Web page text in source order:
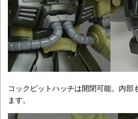
コックピットハッチは開閉可能。内部
ます。